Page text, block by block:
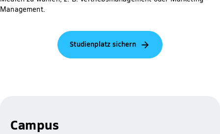
Management.
Studienplatz sichern
Campus